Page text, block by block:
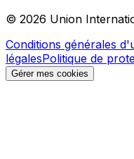
© 2026 Union
Conditions générales
légalesPolitique de
Gérer mes cookies